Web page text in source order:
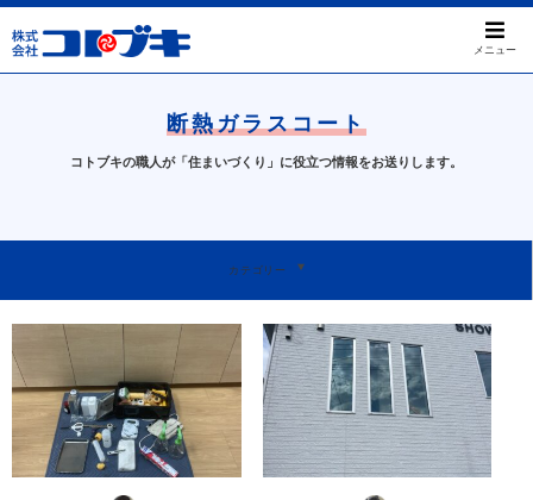
メニュー
断熱ガラスコート
コトブキの職人が「住まいづくり」に役立つ情報をお送りします。
カテゴリー
天窓について 本日のお問い合わせ 我孫子ってすばらしい
お知らせ